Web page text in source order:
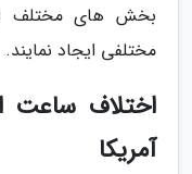
بخش های مختلف
مختلفی ایجاد نمایند.
اختلاف ساعت
آمریکا